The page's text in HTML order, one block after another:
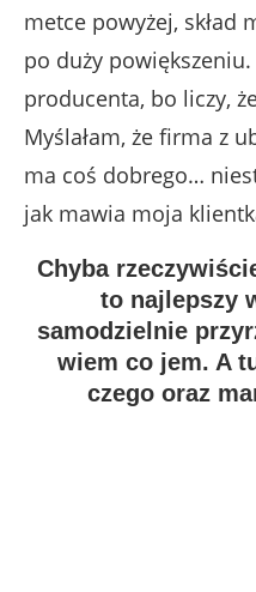
metce powyżej, skład
po duży
producenta, bo liczy,
Myślałam, że firma z
ma coś dobrego…
jak mawia moja
Chyba
to najlepszy
samodzielnie
wiem co jem. A
czego oraz